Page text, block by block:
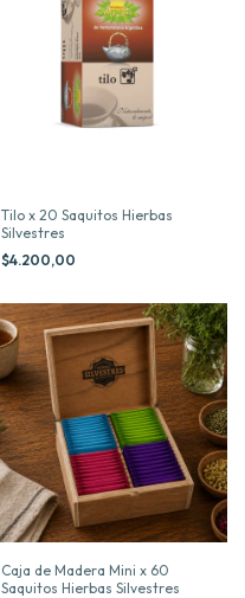
Tilo x 20 Saquitos Hierbas
Silvestres
$4.200,00
Caja de Madera Mini x 60
Saquitos Hierbas Silvestres